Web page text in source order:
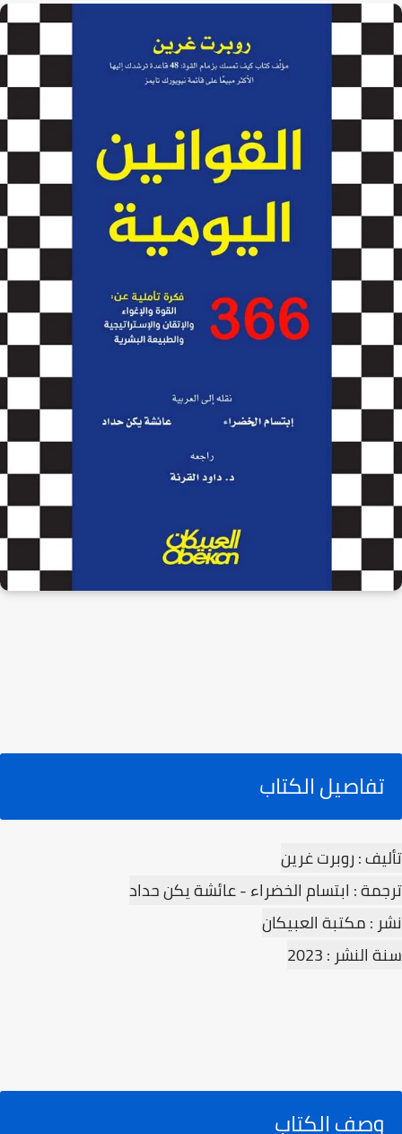
تفاصيل الكتاب
تأليف : روبرت غرين‎
ترجمة : ابتسام الخضراء - عائشة يكن حداد
نشر : مكتبة العبيكان‎
سنة النشر : 2023
وصف الكتاب